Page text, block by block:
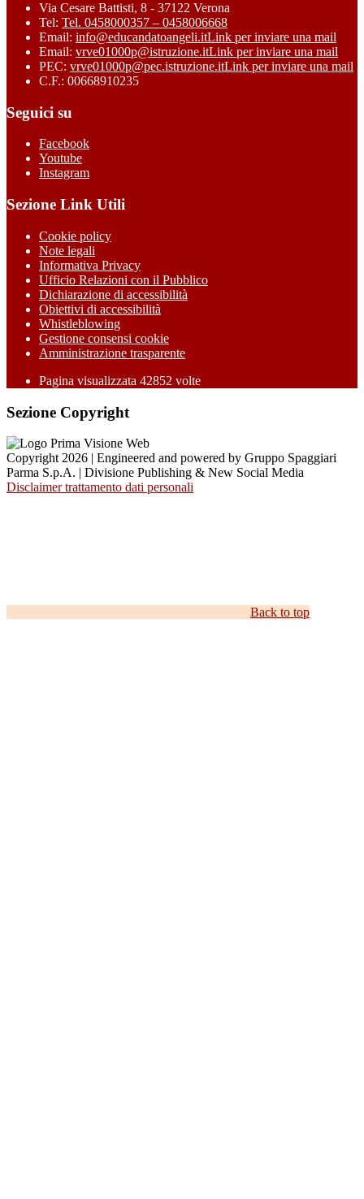
Via Cesare Battisti, 8 - 37122 Verona
Tel: Tel. 0458000357 – 0458006668
Email: info@educandatoangeli.itLink per inviare una mail
Email: vrve01000p@istruzione.itLink per inviare una mail
PEC: vrve01000p@pec.istruzione.itLink per inviare una mail
C.F.: 00668910235
Seguici su
Facebook
Youtube
Instagram
Sezione Link Utili
Cookie policy
Note legali
Informativa Privacy
Ufficio Relazioni con il Pubblico
Dichiarazione di accessibilità
Obiettivi di accessibilità
Whistleblowing
Gestione consensi cookie
Amministrazione trasparente
Pagina visualizzata 42852 volte
Sezione Copyright
Copyright 2026 | Engineered and powered by Gruppo Spaggiari
Parma S.p.A. | Divisione Publishing & New Social Media
Disclaimer trattamento dati personali
Back to top